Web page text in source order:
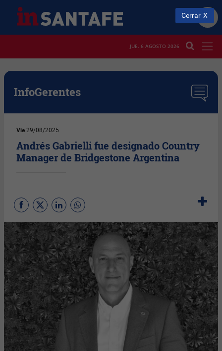
JUE. 6 AGOSTO 2026
InfoGerentes
Vie 29/08/2025
Andrés Gabrielli fue designado Country
Manager de Bridgestone Argentina
Cerrar